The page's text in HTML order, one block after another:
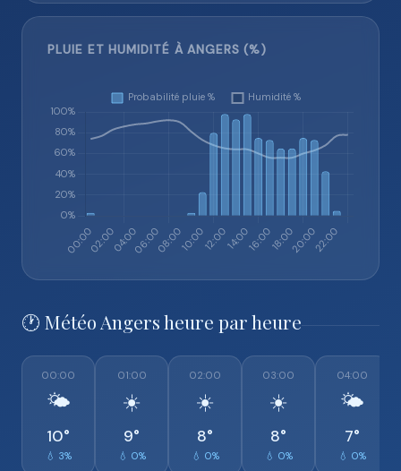
PLUIE ET HUMIDITÉ À ANGERS (%)
🕐 Météo Angers heure par heure
00:00
🌤️
10°
💧 3%
01:00
☀️
9°
💧 0%
02:00
☀️
8°
💧 0%
03:00
☀️
8°
💧 0%
04:00
🌤️
7°
💧 0%